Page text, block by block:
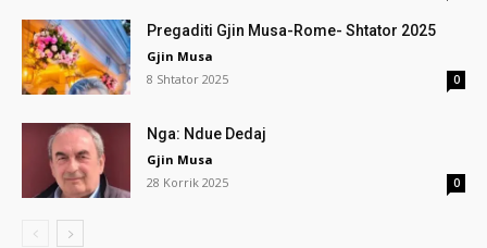
Pregaditi Gjin Musa-Rome- Shtator 2025
Gjin Musa
8 Shtator 2025
0
Nga: Ndue Dedaj
Gjin Musa
28 Korrik 2025
0